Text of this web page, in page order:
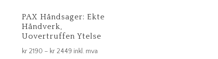
PAX Håndsager: Ekte
Håndverk,
Uovertruffen Ytelse
kr2190 – kr2449Prisområde:
inkl. mva